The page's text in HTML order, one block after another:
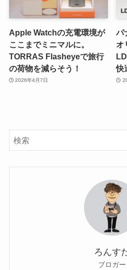
Apple Watchの充電環境が
ここまでミニマルに。
TORRAS Flasheyeで旅行
の荷物を減らそう！
2026年4月7日
パ
オ
快
ろんす
ブロガー